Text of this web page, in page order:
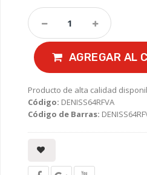
AGREGAR AL
Producto de alta calidad
Código: DENISS64RFVA
Código de Barras: